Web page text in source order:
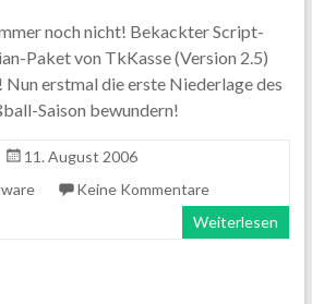
noch nicht! Bekackter Script-
Paket von TkKasse (Version 2.5)
erstmal die erste Niederlage des
Saison bewundern!
11. August 2006
Keine Kommentare
Weiterlesen